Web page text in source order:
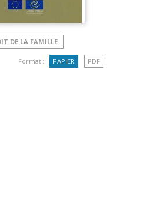
DE LA FAMILLE
Format : PAPIER PDF